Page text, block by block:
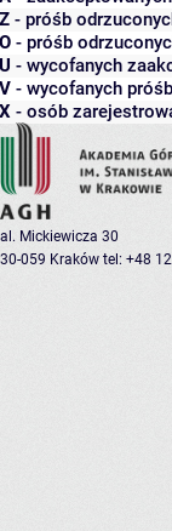
Z - próśb
O - próśb
U - wycofanych
V - wycofanych próśb
X - osób
al. Mickiewicza 30
30-059 Kraków tel: +48